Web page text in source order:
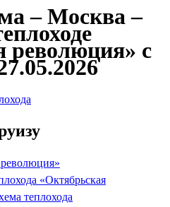
– Москва –
революция» с
«Октябрьская
теплохода